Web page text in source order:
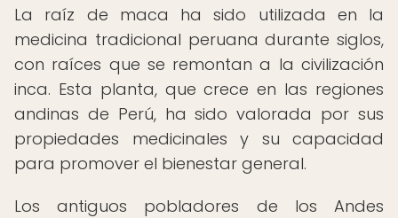
La raíz de maca ha sido utilizada en la
medicina tradicional peruana durante siglos,
con raíces que se remontan a la civilización
inca. Esta planta, que crece en las regiones
andinas de Perú, ha sido valorada por sus
propiedades medicinales y su capacidad
para promover el bienestar general.
Los antiguos pobladores de los Andes